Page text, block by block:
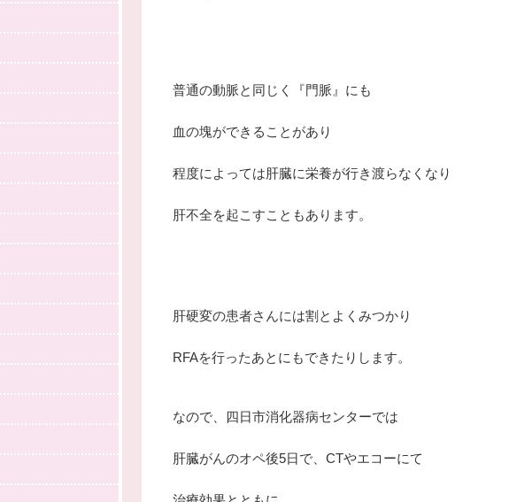
普通の動脈と同じく『門脈』にも
血の塊ができることがあり
程度によっては肝臓に栄養が行き渡らなくなり
肝不全を起こすこともあります。
肝硬変の患者さんには割とよくみつかり
RFAを行ったあとにもできたりします。
なので、四日市消化器病センターでは
肝臓がんのオペ後5日で、CTやエコーにて